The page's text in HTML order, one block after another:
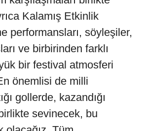
Kalamış Etkinlik
performansları, söyleşiler,
ve birbirinden farklı
bir festival atmosferi
önemlisi de milli
gollerde, kazandığı
sevinecek, bu